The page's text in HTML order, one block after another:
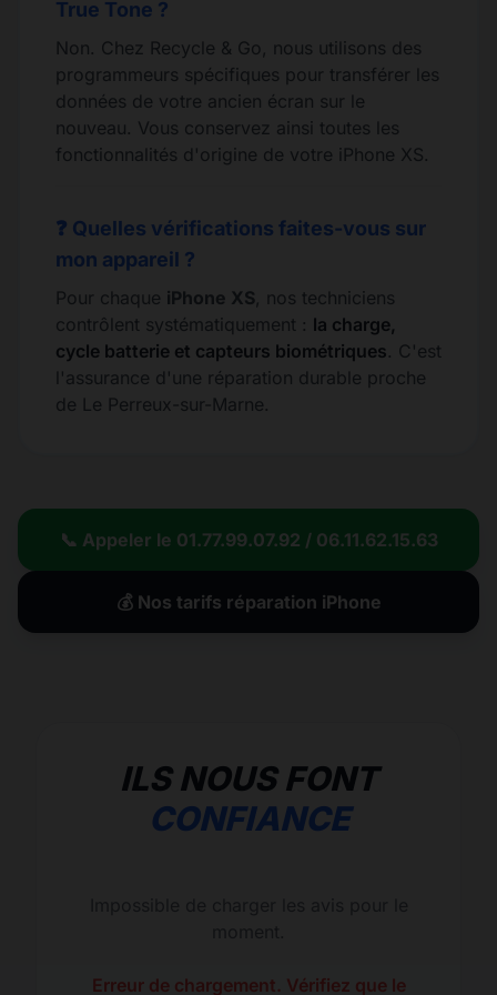
True Tone ?
Non. Chez Recycle & Go, nous utilisons des
programmeurs spécifiques pour transférer les
données de votre ancien écran sur le
nouveau. Vous conservez ainsi toutes les
fonctionnalités d'origine de votre iPhone XS.
❓ Quelles vérifications faites-vous sur
mon appareil ?
Pour chaque iPhone XS, nos techniciens
contrôlent systématiquement : la charge,
cycle batterie et capteurs biométriques. C'est
l'assurance d'une réparation durable proche
de Le Perreux-sur-Marne.
📞 Appeler le 01.77.99.07.92 / 06.11.62.15.63
💰 Nos tarifs réparation iPhone
ILS NOUS FONT
CONFIANCE
Erreur de chargement. Vérifiez que le